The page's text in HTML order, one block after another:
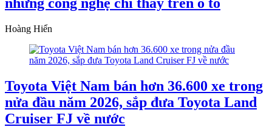
Hoàng Hiển
Toyota Việt Nam bán hơn 36.600 xe trong
nửa đầu năm 2026, sắp đưa Toyota Land
Cruiser FJ về nước